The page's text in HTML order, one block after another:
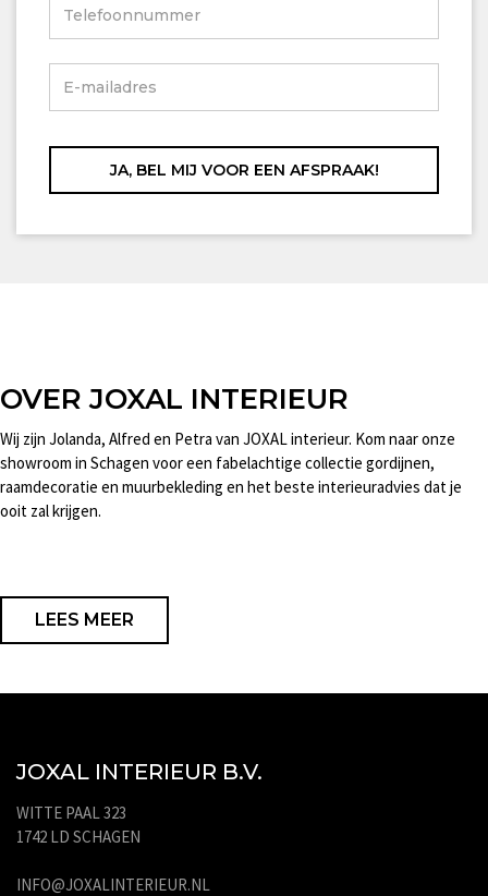
OVER JOXAL INTERIEUR
Wij zijn Jolanda, Alfred en Petra van JOXAL interieur. Kom naar onze
showroom in Schagen voor een fabelachtige collectie gordijnen,
raamdecoratie en muurbekleding en het beste interieuradvies dat je
ooit zal krijgen.
LEES MEER
JOXAL INTERIEUR B.V.
WITTE PAAL 323
1742 LD SCHAGEN
INFO@JOXALINTERIEUR.NL